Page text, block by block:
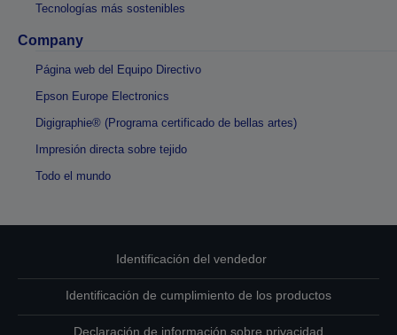
Tecnologías más sostenibles
Company
Página web del Equipo Directivo
Epson Europe Electronics
Digigraphie® (Programa certificado de bellas artes)
Impresión directa sobre tejido
Todo el mundo
Identificación del vendedor
Identificación de cumplimiento de los productos
Declaración de información sobre privacidad